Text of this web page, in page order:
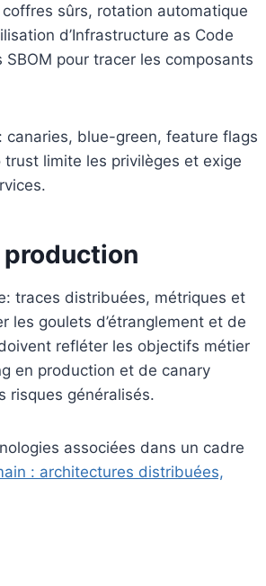
sûrs, rotation automatique
d’Infrastructure as Code
pour tracer les composants
canaries, blue-green, feature flags
limite les privilèges et exige
traces distribuées, métriques et
les goulets d’étranglement et de
refléter les objectifs métier
en production et de canary
risques généralisés.
associées dans un cadre
: architectures distribuées,